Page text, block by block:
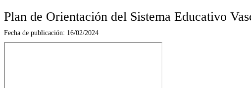
Plan de Orientación del Sistema Educativo
Fecha de publicación: 16/02/2024